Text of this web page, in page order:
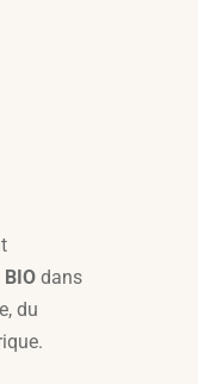
dans
du